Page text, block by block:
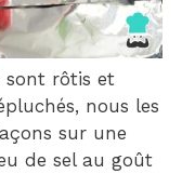
sont rôtis et
nous les
sur une
de sel au goût